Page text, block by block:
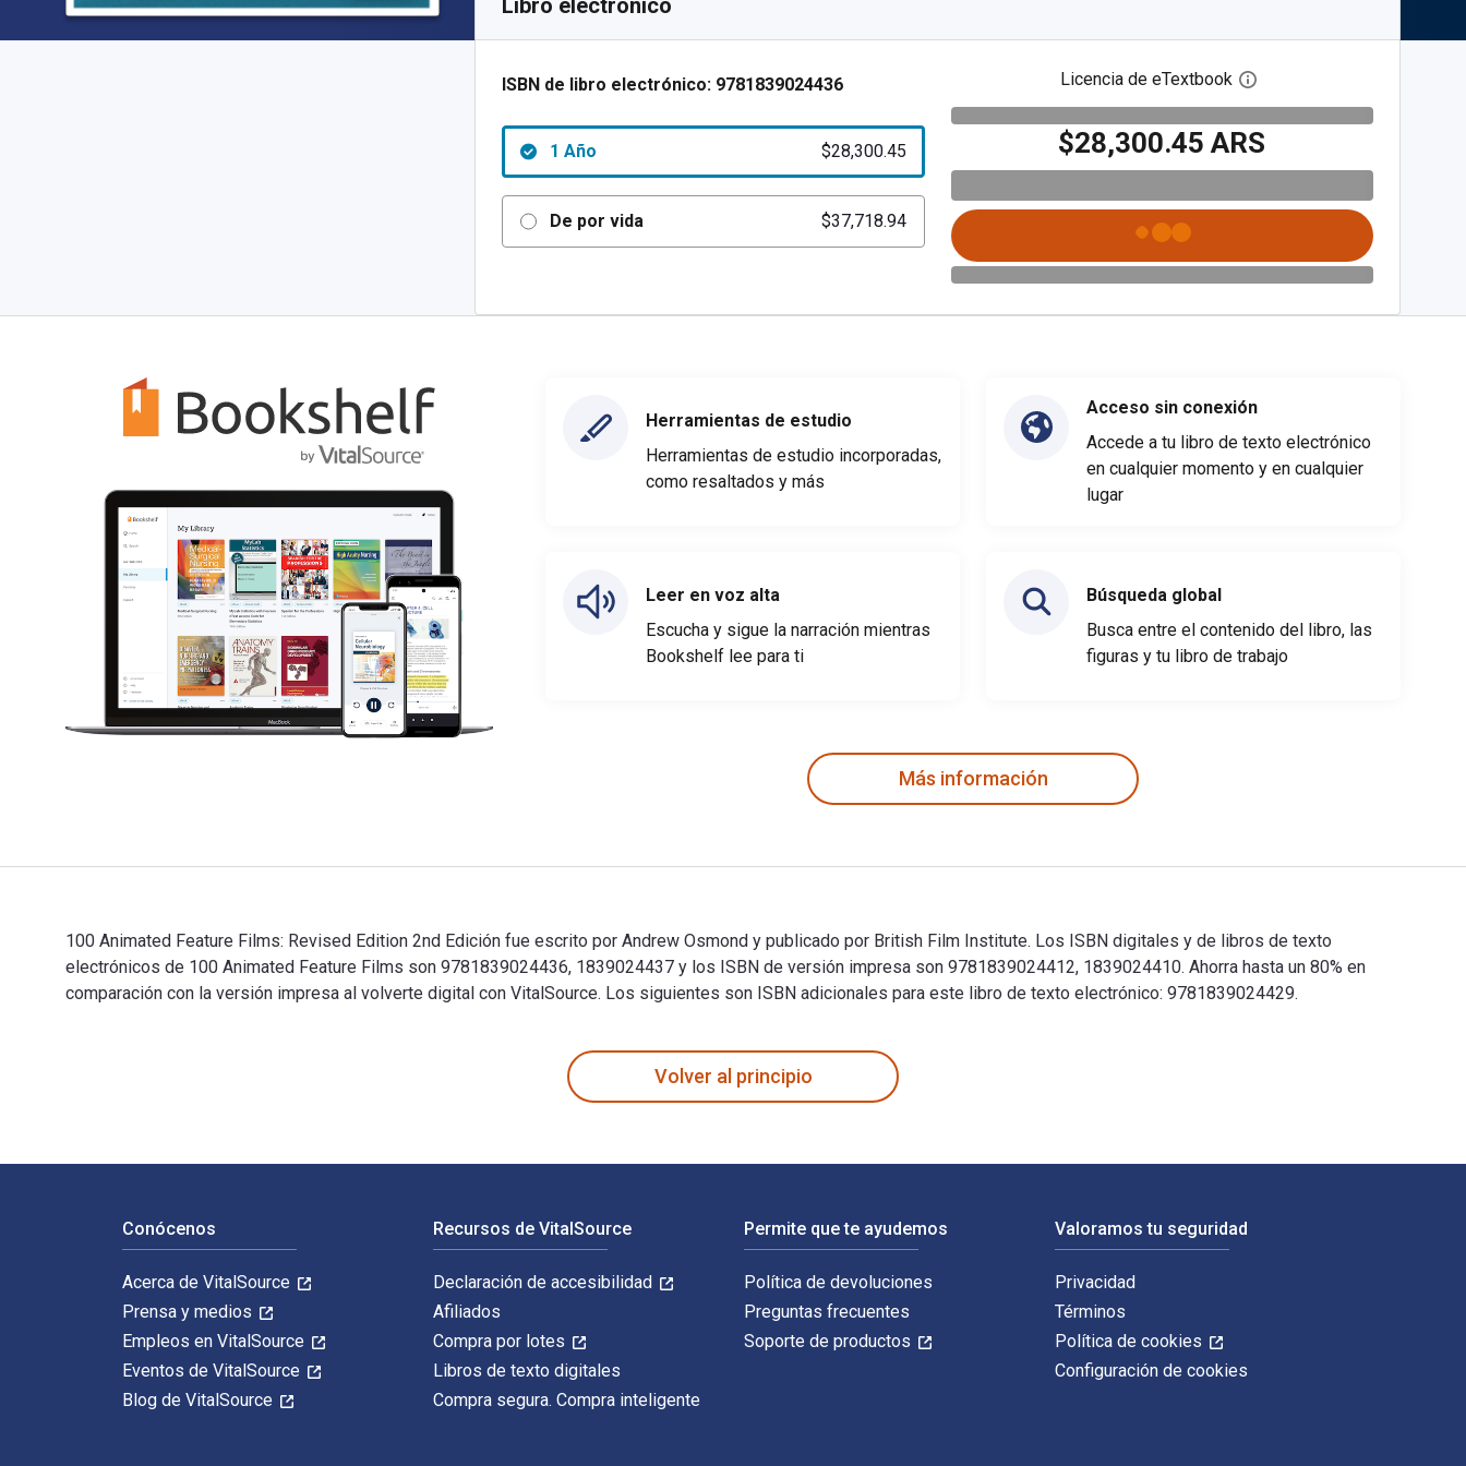
Libro electrónico
ISBN de libro electrónico: 9781839024436
1 Año $28,300.45
De por vida $37,718.94
Licencia de eTextbook Abre el cuadro de diálogo
$28,300.45 ARS
Herramientas de estudio
Herramientas de estudio incorporadas,
como resaltados y más
Leer en voz alta
Escucha y sigue la narración mientras
Bookshelf lee para ti
Acceso sin conexión
Accede a tu libro de texto electrónico
en cualquier momento y en cualquier
lugar
Búsqueda global
Busca entre el contenido del libro, las
figuras y tu libro de trabajo
Más información
100 Animated Feature Films: Revised Edition 2nd Edición fue escrito por Andrew Osmond y publicado por British Film Institute. Los ISBN digitales y de libros de texto
electrónicos de 100 Animated Feature Films son 9781839024436, 1839024437 y los ISBN de versión impresa son 9781839024412, 1839024410. Ahorra hasta un 80% en
comparación con la versión impresa al volverte digital con VitalSource. Los siguientes son ISBN adicionales para este libro de texto electrónico: 9781839024429.
Volver al principio
Conócenos
Acerca de VitalSource
Prensa y medios
Empleos en VitalSource
Eventos de VitalSource
Blog de VitalSource
Recursos de VitalSource
Declaración de accesibilidad
Afiliados
Compra por lotes
Libros de texto digitales
Compra segura. Compra inteligente
Permite que te ayudemos
Política de devoluciones
Preguntas frecuentes
Soporte de productos
Valoramos tu seguridad
Privacidad
Términos
Política de cookies
Configuración de cookies